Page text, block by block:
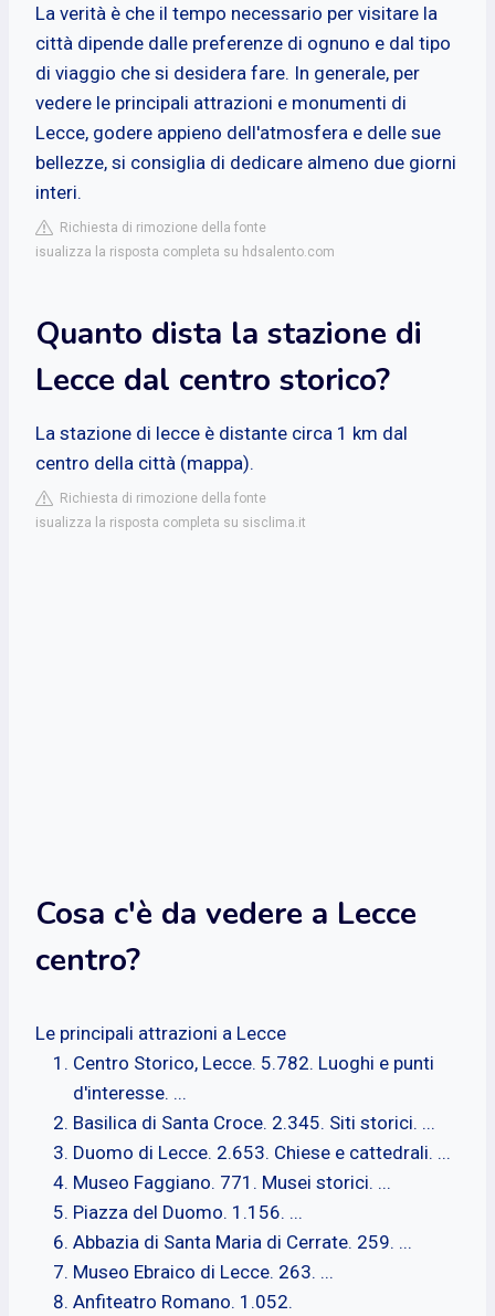
La verità è che il tempo necessario per visitare la
città dipende dalle preferenze di ognuno e dal tipo
di viaggio che si desidera fare. In generale, per
vedere le principali attrazioni e monumenti di
Lecce, godere appieno dell'atmosfera e delle sue
bellezze, si consiglia di dedicare almeno due giorni
interi.
Richiesta di rimozione della fonte
isualizza la risposta completa su hdsalento.com
Quanto dista la stazione di
Lecce dal centro storico?
La stazione di lecce è distante circa 1 km dal
centro della città (mappa).
Richiesta di rimozione della fonte
isualizza la risposta completa su sisclima.it
Cosa c'è da vedere a Lecce
centro?
Le principali attrazioni a Lecce
Centro Storico, Lecce. 5.782. Luoghi e punti
d'interesse. ...
Basilica di Santa Croce. 2.345. Siti storici. ...
Duomo di Lecce. 2.653. Chiese e cattedrali. ...
Museo Faggiano. 771. Musei storici. ...
Piazza del Duomo. 1.156. ...
Abbazia di Santa Maria di Cerrate. 259. ...
Museo Ebraico di Lecce. 263. ...
Anfiteatro Romano. 1.052.